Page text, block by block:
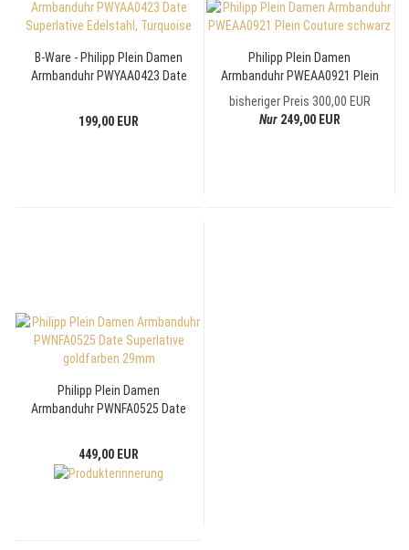
B-Ware - Philipp Plein Damen
Armbanduhr PWYAA0423 Date
199,00 EUR
Philipp Plein Damen
Armbanduhr PWEAA0921 Plein
Couture schwarz
bisheriger Preis 300,00 EUR
Nur249,00 EUR
Philipp Plein Damen
Armbanduhr PWNFA0525 Date
449,00 EUR